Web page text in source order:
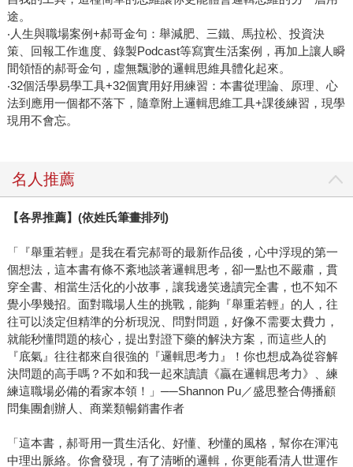
途。
‧人生與職場案例+郝哥金句：舉減肥、三鐵、馬拉松、投資決
策、回報工作進度、錄製Podcast等寫實生活案例，再加上讓人瞬
間領悟的郝哥金句，虛無飄渺的邏輯思維具體化起來。
‧32個活學易學工具+32個實用好用練習：本書從理論、原理、心
法到應用一個都不落下，隨章附上邏輯思維工具+課後練習，現學
現用不會忘。
名人推薦
【各界推薦】(依姓氏筆畫排列)
「『舉重若輕』是我在看完郝哥的最新作品後，心中浮現的第一
個想法，這本書有條不紊地談著邏輯思考，卻一點也不嚴肅，貫
穿全書、相當生活化的小故事，讓我邊笑邊讀完全書，也不知不
覺小學幾招。面對職場人生的挑戰，能夠『舉重若輕』的人，往
往可以淡定但精準的分析現況、問對問題，好像不需要太費力，
就能秒懂問題的核心，提出對證下藥的解決方案，而這些人的
『底氣』往往都來自很強的『邏輯思考力』！你也想成為從容解
決問題的高手嗎？不如和我一起來讀讀《贏在邏輯思考力》、練
練這職場必備的看家本領！」──Shannon Pu／盛思整合傳播顧
問集團創辦人、商業類暢銷書作者
「這本書，郝哥用一貫生活化、好懂、秒懂的風格，幫你在渾沌
中理出脈絡。你會發現，有了清晰的邏輯，你更能看清人世運作